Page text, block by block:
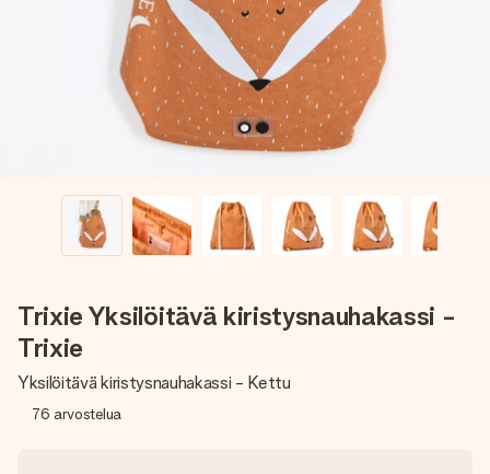
nopeammin kuin ehdit sanoa “yllätys!”
Trixie Yksilöitävä kiristysnauhakassi -
Trixie
Yksilöitävä kiristysnauhakassi - Kettu
76 arvostelua